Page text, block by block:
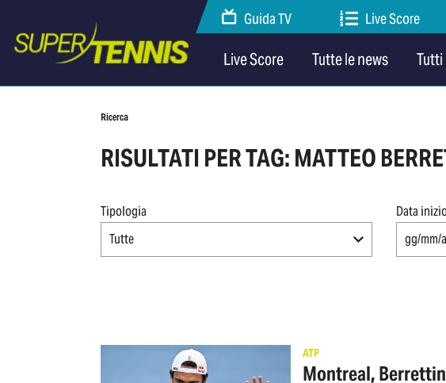
Guida TV Live Score
Live Score Tutte le news Tutti
Ricerca
RISULTATI PER TAG: MATTEO
Tipologia
Tutte
Data
ATP
Montreal,